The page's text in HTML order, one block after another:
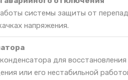
системы защиты от
напряжения.
для
или его нестабильной